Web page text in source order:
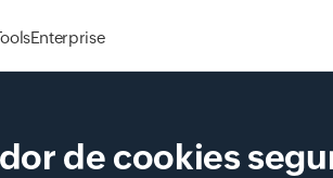
Enterprise
de cookies